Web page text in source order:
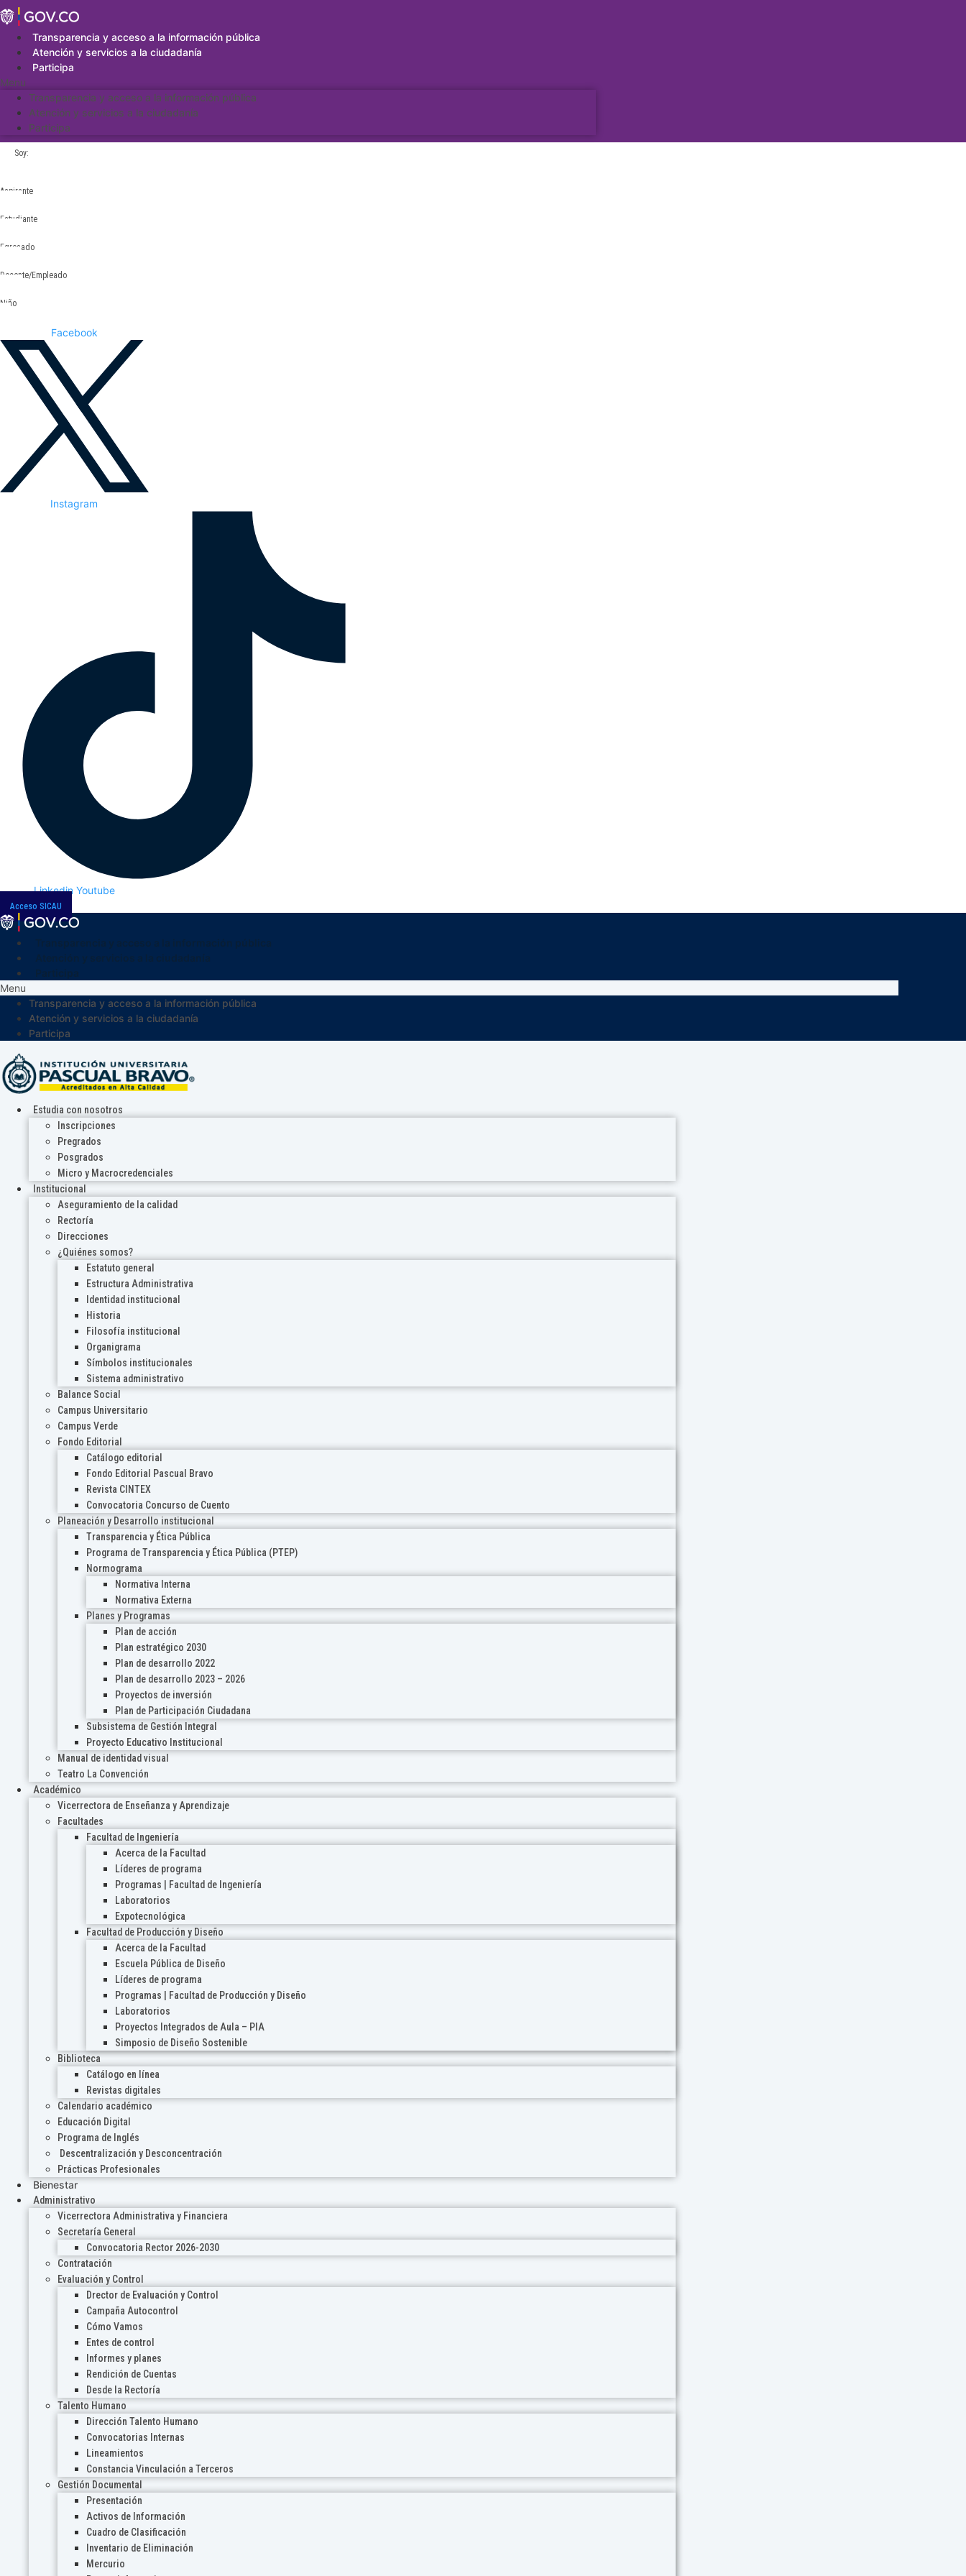
Saltar
al
contenidoTransparencia y acceso a la información pública
Atención y servicios a la ciudadanía
Participa
Menu
Transparencia y acceso a la información pública
Atención y servicios a la ciudadanía
Participa
Soy:
Aspirante
Estudiante
Egresado
Docente/Empleado
Niño
Facebook
Instagram
Linkedin Youtube
Acceso SICAU
Menu
Transparencia y acceso a la información pública
Atención y servicios a la ciudadanía
Participa
Estudia con nosotros
Inscripciones
Pregrados
Posgrados
Micro y Macrocredenciales
Institucional
Aseguramiento de la calidad
Rectoría
Direcciones
¿Quiénes somos?
Estatuto general
Estructura Administrativa
Identidad institucional
Historia
Filosofía institucional
Organigrama
Símbolos institucionales
Sistema administrativo
Balance Social
Campus Universitario
Campus Verde
Fondo Editorial
Catálogo editorial
Fondo Editorial Pascual Bravo
Revista CINTEX
Convocatoria Concurso de Cuento
Planeación y Desarrollo institucional
Transparencia y Ética Pública
Programa de Transparencia y Ética Pública (PTEP)
Normograma
Normativa Interna
Normativa Externa
Planes y Programas
Plan de acción
Plan estratégico 2030
Plan de desarrollo 2022
Plan de desarrollo 2023 – 2026
Proyectos de inversión
Plan de Participación Ciudadana
Subsistema de Gestión Integral
Proyecto Educativo Institucional
Manual de identidad visual
Teatro La Convención
Académico
Vicerrectora de Enseñanza y Aprendizaje
Facultades
Facultad de Ingeniería
Acerca de la Facultad
Líderes de programa
Programas | Facultad de Ingeniería
Laboratorios
Expotecnológica
Facultad de Producción y Diseño
Acerca de la Facultad
Escuela Pública de Diseño
Líderes de programa
Programas | Facultad de Producción y Diseño
Laboratorios
Proyectos Integrados de Aula – PIA
Simposio de Diseño Sostenible
Biblioteca
Catálogo en línea
Revistas digitales
Calendario académico
Educación Digital
Programa de Inglés
Descentralización y Desconcentración
Prácticas Profesionales
Bienestar
Administrativo
Vicerrectora Administrativa y Financiera
Secretaría General
Convocatoria Rector 2026-2030
Contratación
Evaluación y Control
Drector de Evaluación y Control
Campaña Autocontrol
Cómo Vamos
Entes de control
Informes y planes
Rendición de Cuentas
Desde la Rectoría
Talento Humano
Dirección Talento Humano
Convocatorias Internas
Lineamientos
Constancia Vinculación a Terceros
Gestión Documental
Presentación
Activos de Información
Cuadro de Clasificación
Inventario de Eliminación
Mercurio